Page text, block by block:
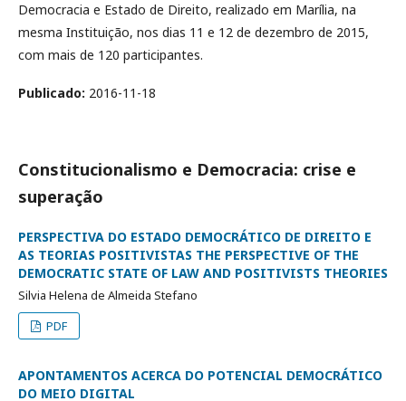
Democracia e Estado de Direito, realizado em Marília, na
mesma Instituição, nos dias 11 e 12 de dezembro de 2015,
com mais de 120 participantes.
Publicado: 2016-11-18
Constitucionalismo e Democracia: crise e
superação
PERSPECTIVA DO ESTADO DEMOCRÁTICO DE DIREITO E
AS TEORIAS POSITIVISTAS THE PERSPECTIVE OF THE
DEMOCRATIC STATE OF LAW AND POSITIVISTS THEORIES
Silvia Helena de Almeida Stefano
PDF
APONTAMENTOS ACERCA DO POTENCIAL DEMOCRÁTICO
DO MEIO DIGITAL